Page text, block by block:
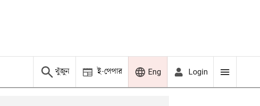
খুঁজুন ই-পেপার Eng Login